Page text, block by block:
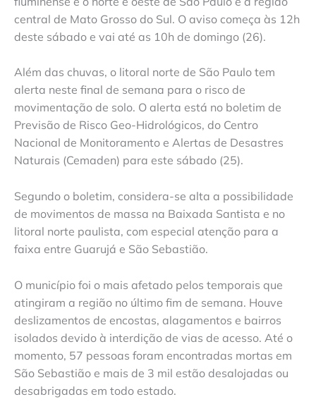
central de Mato Grosso do Sul. O aviso começa às 12h
deste sábado e vai até as 10h de domingo (26).
Além das chuvas, o litoral norte de São Paulo tem
alerta neste final de semana para o risco de
movimentação de solo. O alerta está no boletim de
Previsão de Risco Geo-Hidrológicos, do Centro
Nacional de Monitoramento e Alertas de Desastres
Naturais (Cemaden) para este sábado (25).
Segundo o boletim, considera-se alta a possibilidade
de movimentos de massa na Baixada Santista e no
litoral norte paulista, com especial atenção para a
faixa entre Guarujá e São Sebastião.
O município foi o mais afetado pelos temporais que
atingiram a região no último fim de semana. Houve
deslizamentos de encostas, alagamentos e bairros
isolados devido à interdição de vias de acesso. Até o
momento, 57 pessoas foram encontradas mortas em
São Sebastião e mais de 3 mil estão desalojadas ou
desabrigadas em todo estado.